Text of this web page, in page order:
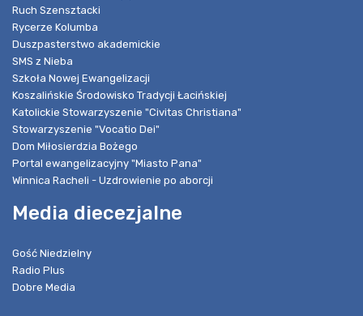
Ruch Szensztacki
Rycerze Kolumba
Duszpasterstwo akademickie
SMS z Nieba
Szkoła Nowej Ewangelizacji
Koszalińskie Środowisko Tradycji Łacińskiej
Katolickie Stowarzyszenie "Civitas Christiana"
Stowarzyszenie "Vocatio Dei"
Dom Miłosierdzia Bożego
Portal ewangelizacyjny "Miasto Pana"
Winnica Racheli - Uzdrowienie po aborcji
Media diecezjalne
Gość Niedzielny
Radio Plus
Dobre Media